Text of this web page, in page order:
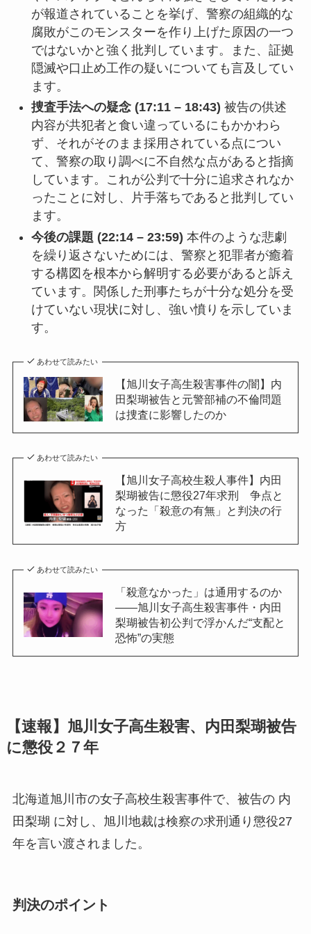
が報道されていることを挙げ、警察の組織的な
腐敗がこのモンスターを作り上げた原因の一つ
ではないかと強く批判しています。また、証拠
隠滅や口止め工作の疑いについても言及してい
ます。
捜査手法への疑念 (17:11 – 18:43) 被告の供述
内容が共犯者と食い違っているにもかかわら
ず、それがそのまま採用されている点につい
て、警察の取り調べに不自然な点があると指摘
しています。これが公判で十分に追求されなか
ったことに対し、片手落ちであると批判してい
ます。
今後の課題 (22:14 – 23:59) 本件のような悲劇
を繰り返さないためには、警察と犯罪者が癒着
する構図を根本から解明する必要があると訴え
ています。関係した刑事たちが十分な処分を受
けていない現状に対し、強い憤りを示していま
す。
あわせて読みたい
【旭川女子高生殺害事件の闇】内
田梨瑚被告と元警部補の不倫問題
は捜査に影響したのか
あわせて読みたい
【旭川女子高校生殺人事件】内田
梨瑚被告に懲役27年求刑 争点と
なった「殺意の有無」と判決の行
方
あわせて読みたい
「殺意なかった」は通用するのか
――旭川女子高生殺害事件・内田
梨瑚被告初公判で浮かんだ“支配と
恐怖”の実態
【速報】旭川女子高生殺害、内田梨瑚被告
に懲役２７年
北海道旭川市の女子高校生殺害事件で、被告の 内
田梨瑚 に対し、旭川地裁は検察の求刑通り懲役27
年を言い渡されました。
判決のポイント